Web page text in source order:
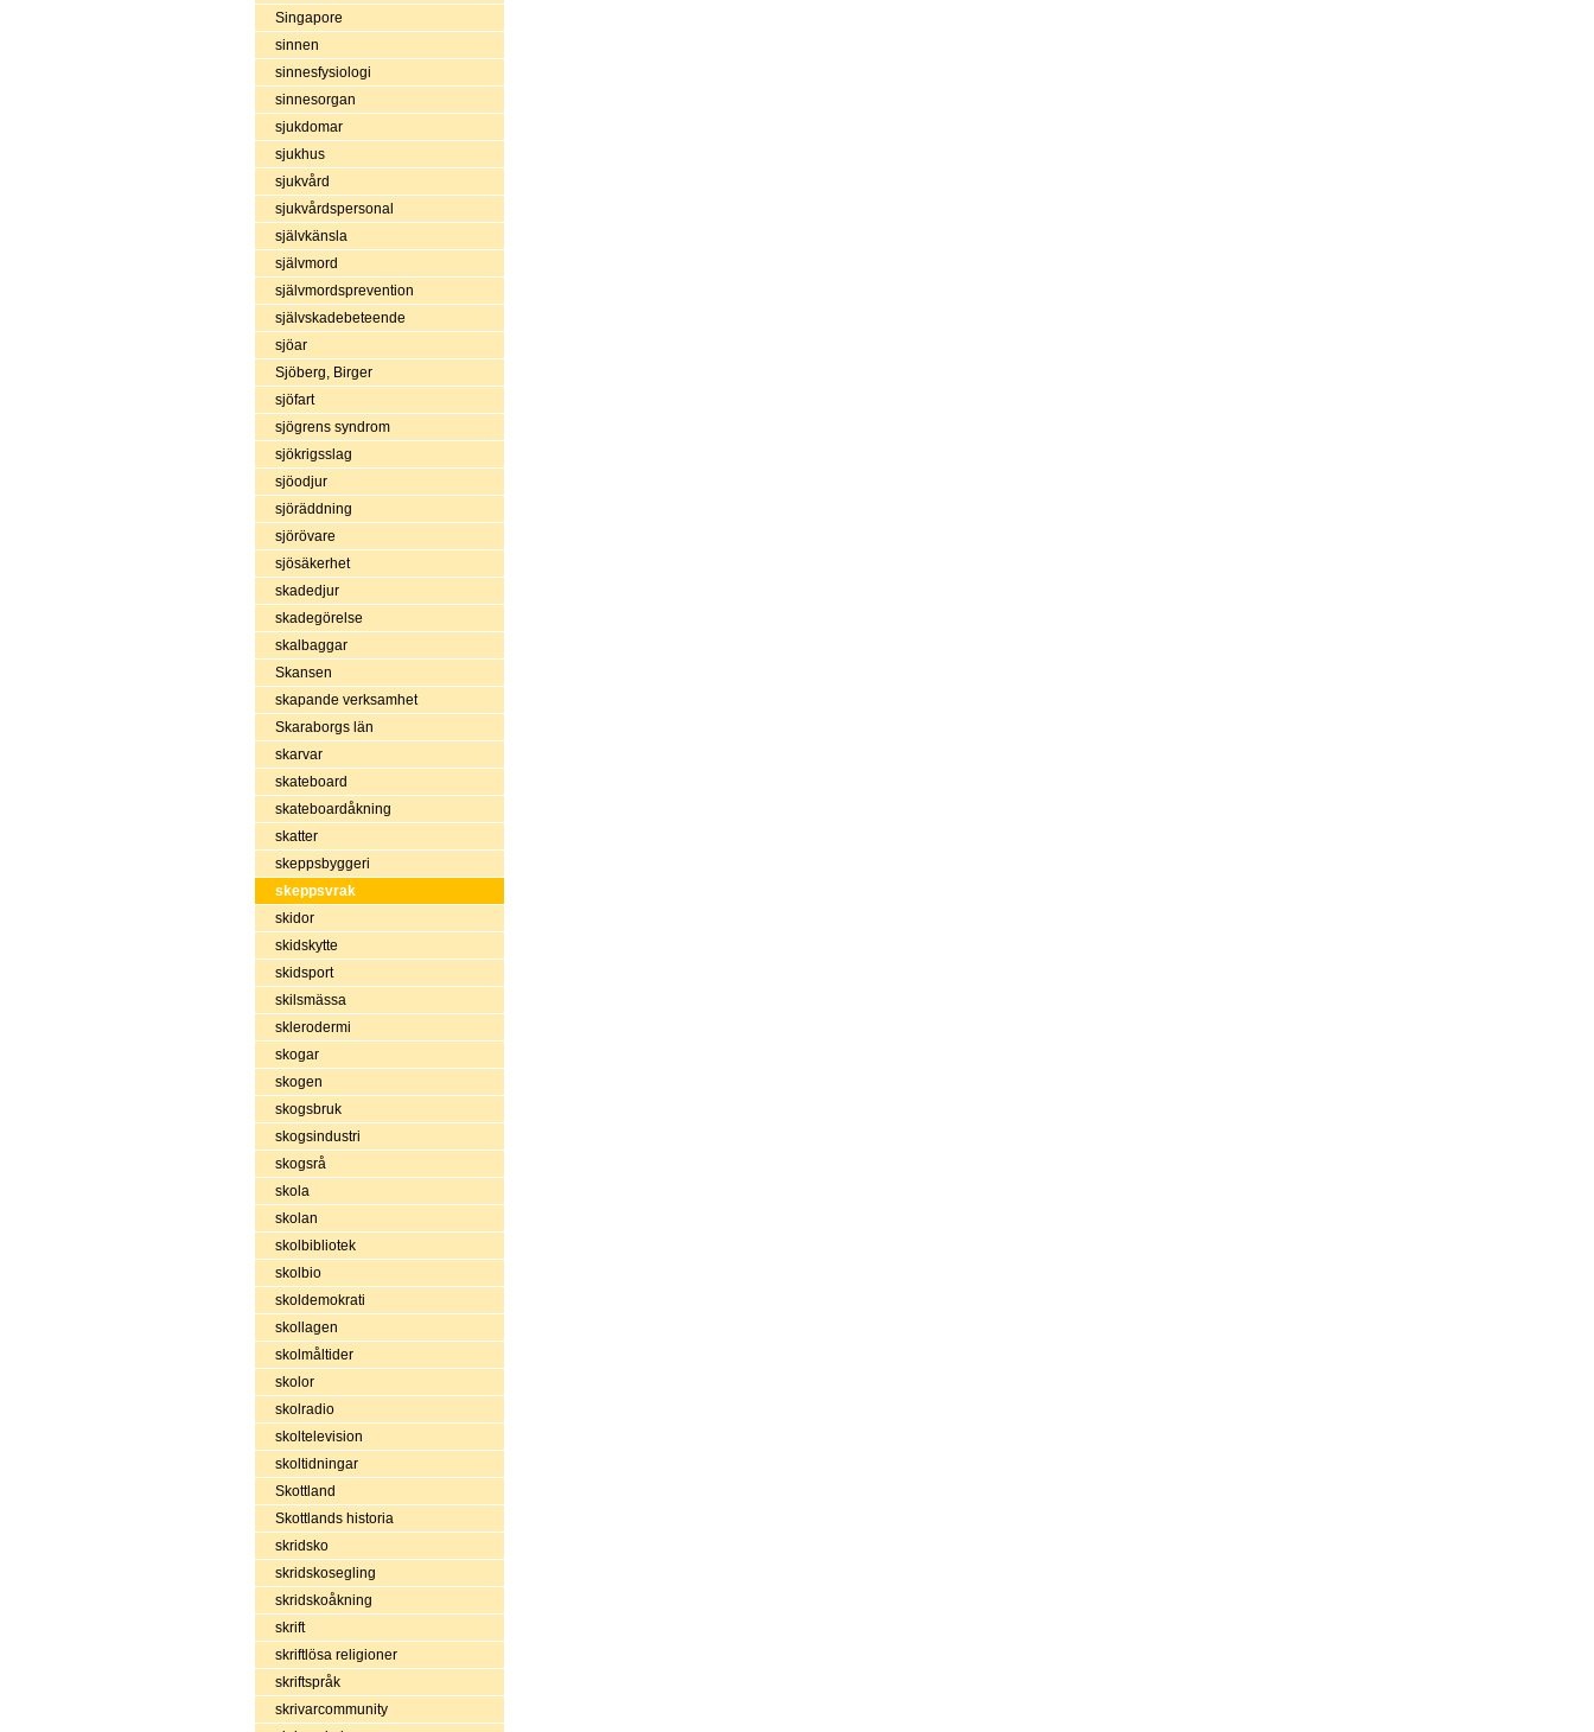
Singapore
sinnen
sinnesfysiologi
sinnesorgan
sjukdomar
sjukhus
sjukvård
sjukvårdspersonal
självkänsla
självmord
självmordsprevention
självskadebeteende
sjöar
Sjöberg, Birger
sjöfart
sjögrens syndrom
sjökrigsslag
sjöodjur
sjöräddning
sjörövare
sjösäkerhet
skadedjur
skadegörelse
skalbaggar
Skansen
skapande verksamhet
Skaraborgs län
skarvar
skateboard
skateboardåkning
skatter
skeppsbyggeri
skeppsvrak
skidor
skidskytte
skidsport
skilsmässa
sklerodermi
skogar
skogen
skogsbruk
skogsindustri
skogsrå
skola
skolan
skolbibliotek
skolbio
skoldemokrati
skollagen
skolmåltider
skolor
skolradio
skoltelevision
skoltidningar
Skottland
Skottlands historia
skridsko
skridskosegling
skridskoåkning
skrift
skriftlösa religioner
skriftspråk
skrivarcommunity